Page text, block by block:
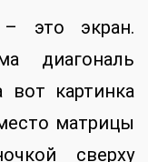
это экран.
диагональ
вот картинка
матрицы
сверху